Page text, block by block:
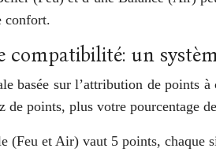
confort.
compatibilité: un
basée sur l’attribution de points
de points, plus votre pourcentage
(Feu et Air) vaut 5 points,